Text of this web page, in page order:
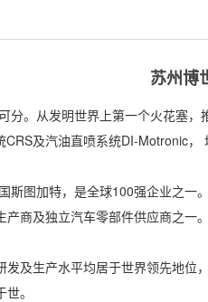
苏州博
。从发明世界上第一个火花塞，
及汽油直喷系统DI-Motronic
图加特，是全球100强企业之一
商及独立汽车零部件供应商之一
及生产水平均居于世界领先地位
。